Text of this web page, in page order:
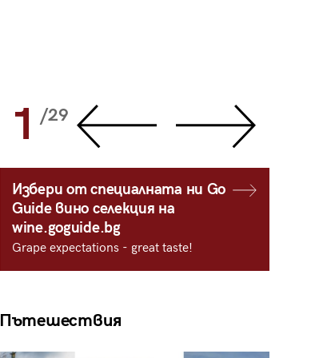
1 /29
Избери от специалната ни Go
Guide вино селекция на
wine.goguide.bg
Grape expectations - great taste!
Пътешествия